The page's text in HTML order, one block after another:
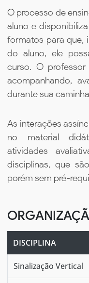
O processo de
aluno e
formatos para que,
do aluno, ele
curso. O
acompanhando,
durante sua
As interações
no material
atividades
disciplinas, que
porém sem pré-
DISCIPLINA
Sinalização Vertical